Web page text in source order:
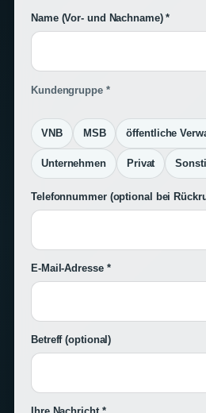
Name (Vor- und Nachname) *
Kundengruppe *
VNB MSB öffentliche
Unternehmen Privat
Telefonnummer (optional bei
E-Mail-Adresse *
Betreff(optional)